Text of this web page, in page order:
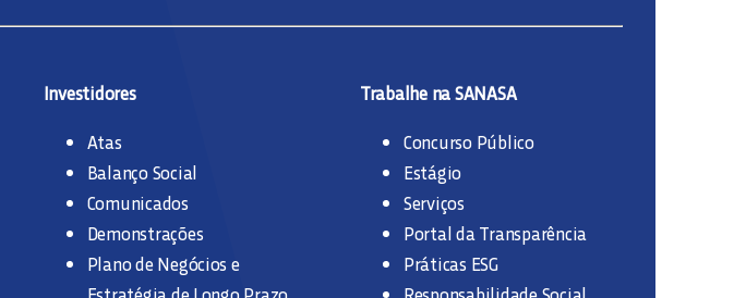
Investidores
Atas
Balanço Social
Comunicados
Demonstrações
Plano de Negócios e
Trabalhe na SANASA
Concurso Público
Estágio
Serviços
Portal da Transparência
Práticas ESG